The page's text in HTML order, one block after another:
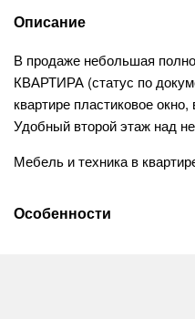
Описание
В продаже небольшая
КВАРТИРА (статус по
квартире пластиковое
Удобный второй этаж над
Мебель и техника в
Особенности